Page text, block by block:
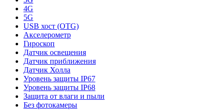
4G
5G
USB хост (OTG)
Акселерометр
Гироскоп
Датчик освещения
Датчик приближения
Датчик Холла
Уровень защиты IP67
Уровень защиты IP68
Защита от влаги и пыли
Без фотокамеры